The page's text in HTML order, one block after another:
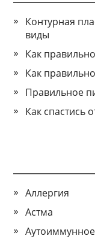
Контурная
виды
Как
Как
Правильное
Как спастись
Аллергия
Астма
Аутоиммунное